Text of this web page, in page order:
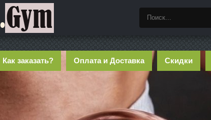
Как заказать? Оплата и Доставка Скидки